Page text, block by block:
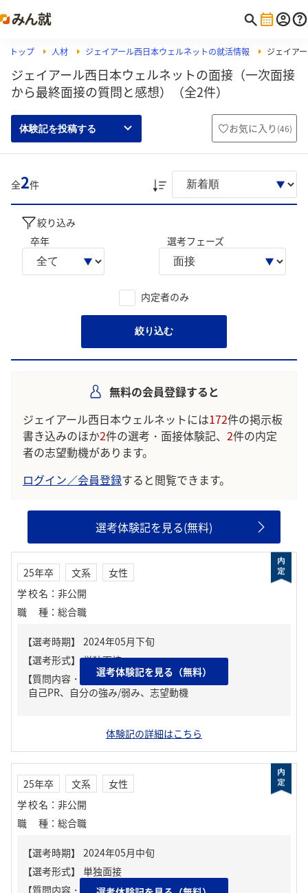
トップ 人材 ジェイアール西日本ウェルネットの就活情報 ジェイア
ジェイアール西日本ウェルネットの面接（一次面接
から最終面接の質問と感想）（全2件）
体験記を投稿する お気に入り (46)
全2件
絞り込み
卒年
選考フェーズ
内定者のみ
絞り込む
無料の会員登録すると
ジェイアール西日本ウェルネットには172件の掲示板
書き込みのほか2件の選考・面接体験記、 2件の内定
者の志望動機があります。
ログイン／会員登録すると閲覧できます。
選考体験記を見る(無料)
25年卒 文系
女性
学校名 ： 非公開
職種 ： 総合職
【質問内容・課題】
自己PR、自分の強み/弱み、志望動機
選考体験記を見る（無料）
体験記の詳細はこちら
25年卒 文系
女性
学校名 ： 非公開
職種 ： 総合職
【質問内容・課題】